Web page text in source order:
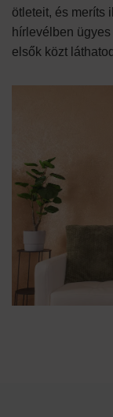
ötleteit, és meríts
hírlevélben
elsők közt